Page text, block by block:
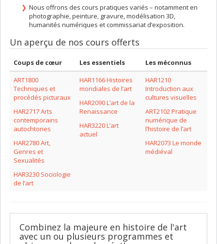
Nous offrons des cours pratiques variés – notamment en
photographie, peinture, gravure, modélisation 3D,
humanités numériques et commissariat d’exposition.
Un aperçu de nos cours offerts
Coups de cœur Les essentiels
Les méconnus
ART1800
Techniques et
procédés picturaux
HAR2717 Arts
contemporains
autochtones
HAR2780 Art,
Genres et
Sexualités
HAR3230 Sociologie
de l’art
HAR1166 Histoires
mondiales de l’art
HAR2090 L’art de la
Renaissance
HAR3220 L’art
actuel
HAR1210
Introduction aux
cultures visuelles
ART2102 Pratique
numérique de
l’histoire de l’art
HAR2073 Le monde
médiéval
Combinez la majeure en histoire de l'art
avec un ou plusieurs programmes et